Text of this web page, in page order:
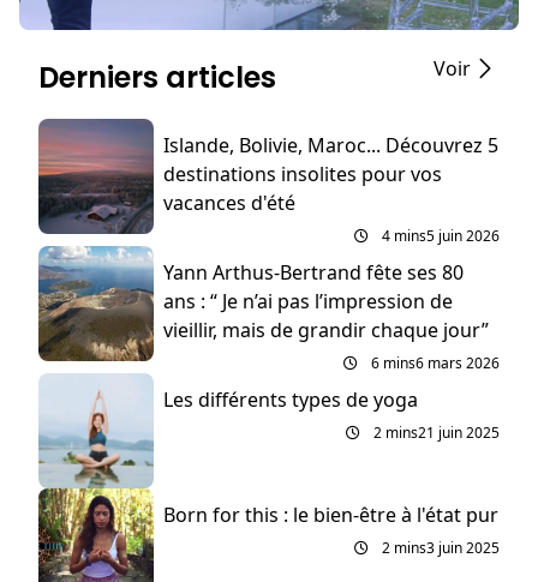
Derniers articles Voir
Islande, Bolivie, Maroc... Découvrez 5
destinations insolites pour vos
vacances d'été
4 mins5 juin 2026
Yann Arthus-Bertrand fête ses 80
ans : “ Je n’ai pas l’impression de
vieillir, mais de grandir chaque jour”
6 mins6 mars 2026
Les différents types de yoga
2 mins21 juin 2025
Born for this : le bien-être à l'état pur
2 mins3 juin 2025